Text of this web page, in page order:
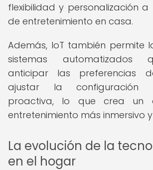
flexibilidad y personalización a
de entretenimiento en casa.
Además, IoT también permite
sistemas automatizados
anticipar las preferencias
ajustar la configuración
proactiva, lo que crea un
entretenimiento más inmersivo
La evolución de la
en el hogar